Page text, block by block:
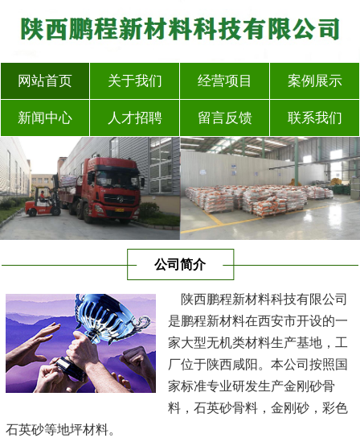
网站首页 关于我们 经营项目 案例展示
新闻中心 人才招聘 留言反馈 联系我们
公司简介
陕西鹏程新材料科技有限公司
是鹏程新材料在西安市开设的一
家大型无机类材料生产基地，工
厂位于陕西咸阳。本公司按照国
家标准专业研发生产金刚砂骨
料，石英砂骨料，金刚砂，彩色
石英砂等地坪材料。